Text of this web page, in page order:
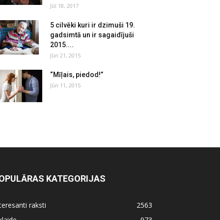
Jūl 18, 2017
5 cilvēki kuri ir dzimuši 19.
gadsimtā un ir sagaidījuši
2015....
Jūn 21, 2015
“Mīļais, piedod!”
Jūn 11, 2015
KATEGORIJAS
raksti
2563